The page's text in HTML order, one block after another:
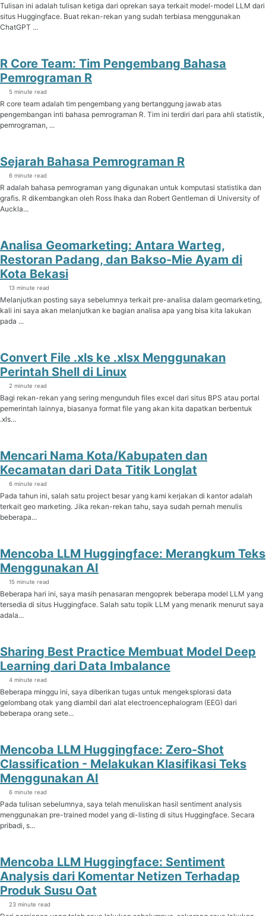
Tulisan ini adalah tulisan ketiga dari oprekan saya terkait model-model LLM dari
situs Huggingface. Buat rekan-rekan yang sudah terbiasa menggunakan
ChatGPT ...
R Core Team: Tim Pengembang Bahasa
Pemrograman R
5 minute read
R core team adalah tim pengembang yang bertanggung jawab atas
pengembangan inti bahasa pemrograman R. Tim ini terdiri dari para ahli statistik,
pemrograman, ...
Sejarah Bahasa Pemrograman R
6 minute read
R adalah bahasa pemrograman yang digunakan untuk komputasi statistika dan
grafis. R dikembangkan oleh Ross Ihaka dan Robert Gentleman di University of
Auckla...
Analisa Geomarketing: Antara Warteg,
Restoran Padang, dan Bakso-Mie Ayam di
Kota Bekasi
13 minute read
Melanjutkan posting saya sebelumnya terkait pre-analisa dalam geomarketing,
kali ini saya akan melanjutkan ke bagian analisa apa yang bisa kita lakukan
pada ...
Convert File .xls ke .xlsx Menggunakan
Perintah Shell di Linux
2 minute read
Bagi rekan-rekan yang sering mengunduh files excel dari situs BPS atau portal
pemerintah lainnya, biasanya format file yang akan kita dapatkan berbentuk
.xls...
Mencari Nama Kota/Kabupaten dan
Kecamatan dari Data Titik Longlat
6 minute read
Pada tahun ini, salah satu project besar yang kami kerjakan di kantor adalah
terkait geo marketing. Jika rekan-rekan tahu, saya sudah pernah menulis
beberapa...
Mencoba LLM Huggingface: Merangkum Teks
Menggunakan AI
15 minute read
Beberapa hari ini, saya masih penasaran mengoprek beberapa model LLM yang
tersedia di situs Huggingface. Salah satu topik LLM yang menarik menurut saya
adala...
Sharing Best Practice Membuat Model Deep
Learning dari Data Imbalance
4 minute read
Beberapa minggu ini, saya diberikan tugas untuk mengeksplorasi data
gelombang otak yang diambil dari alat electroencephalogram (EEG) dari
beberapa orang sete...
Mencoba LLM Huggingface: Zero-Shot
Classification - Melakukan Klasifikasi Teks
Menggunakan AI
6 minute read
Pada tulisan sebelumnya, saya telah menuliskan hasil sentiment analysis
menggunakan pre-trained model yang di-listing di situs Huggingface. Secara
pribadi, s...
Mencoba LLM Huggingface: Sentiment
Analysis dari Komentar Netizen Terhadap
Produk Susu Oat
23 minute read